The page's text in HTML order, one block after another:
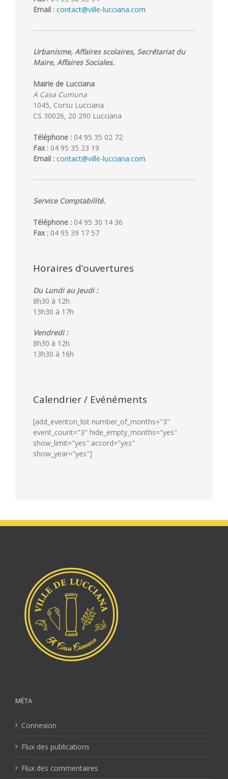
Email : contact@ville-lucciana.com
Urbanisme, Affaires scolaires, Secrétariat du
Maire, Affaires Sociales.
Mairie de Lucciana
A Casa Cumuna
1045, Corsu Lucciana
CS 30026, 20 290 Lucciana
Téléphone : 04 95 35 02 72
Fax : 04 95 35 23 19
Email : contact@ville-lucciana.com
Service Comptabilité.
Téléphone : 04 95 30 14 36
Fax : 04 95 39 17 57
Horaires d’ouvertures
Du Lundi au Jeudi :
8h30 à 12h
13h30 à 17h
Vendredi :
8h30 à 12h
13h30 à 16h
Calendrier / Evénéments
[add_eventon_list number_of_months="3"
event_count="3" hide_empty_months="yes"
show_limit="yes" accord="yes"
show_year="yes"]
MÉTA
Connexion
Flux des publications
Flux des commentaires